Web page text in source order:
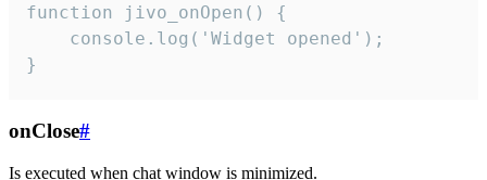
function jivo_onOpen() {
    console.log('Widget opened');
}
onClose#
Is executed when chat window is minimized.